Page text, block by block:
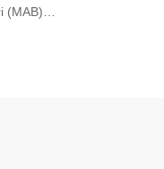
(MAB)…